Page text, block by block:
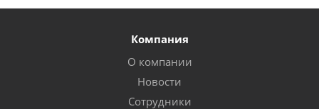
Компания
О компании
Новости
Сотрудники